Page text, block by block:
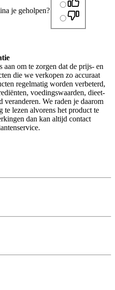
je geholpen?
om te zorgen dat de prijs- en
die we verkopen zo accuraat
regelmatig worden verbeterd,
voedingswaarden, dieet-
veranderen. We raden je daarom
te lezen alvorens het product te
dan kan altijd contact